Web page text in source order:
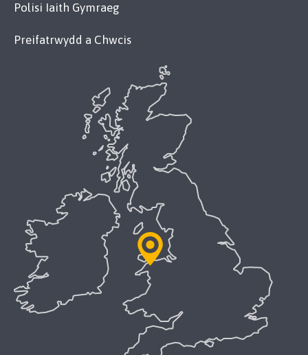
Polisi Iaith Gymraeg
Preifatrwydd a Chwcis